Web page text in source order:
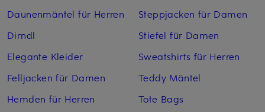
Daunenmäntel für Herren
Dirndl
Elegante Kleider
Felljacken für Damen
Hemden für Herren
Steppjacken für Damen
Stiefel für Damen
Sweatshirts für Herren
Teddy Mäntel
Tote Bags